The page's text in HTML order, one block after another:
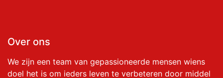
Over ons
We zijn een team van gepassioneerde mensen wiens
doel het is om ieders leven te verbeteren door middel